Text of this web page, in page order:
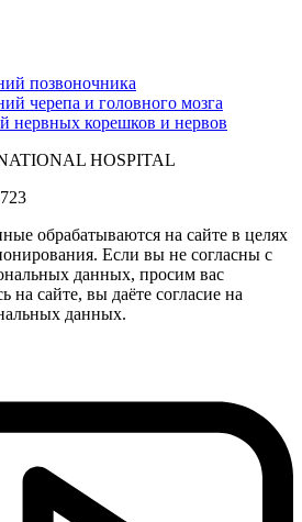
позвоночника
черепа и головного мозга
нервных корешков и нервов
HOSPITAL
обрабатываются на сайте в целях
Если вы не согласны с
данных, просим вас
на сайте, вы даёте согласие на
данных.